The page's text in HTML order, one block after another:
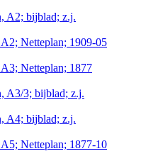
A2; bijblad; z.j.
Netteplan; 1909-05
Netteplan; 1877
A3/3; bijblad; z.j.
A4; bijblad; z.j.
Netteplan; 1877-10